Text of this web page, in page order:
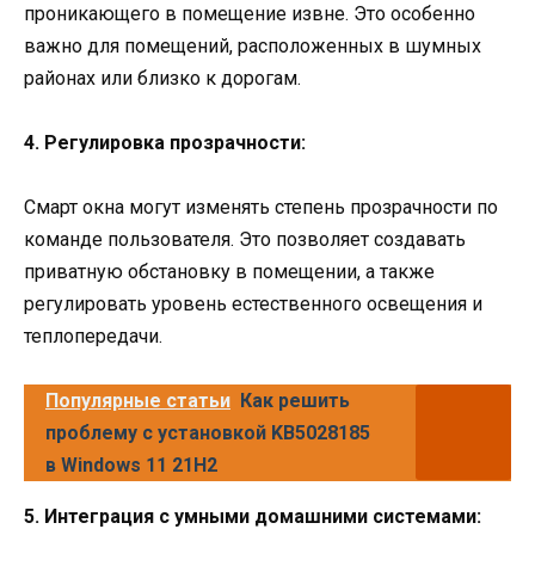
проникающего в помещение извне. Это особенно
важно для помещений, расположенных в шумных
районах или близко к дорогам.
4. Регулировка прозрачности:
Смарт окна могут изменять степень прозрачности по
команде пользователя. Это позволяет создавать
приватную обстановку в помещении, а также
регулировать уровень естественного освещения и
теплопередачи.
Популярные статьи Как решить
проблему с установкой KB5028185
в Windows 11 21H2
5. Интеграция с умными домашними системами: